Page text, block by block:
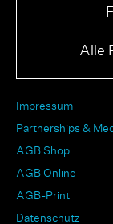
Alle
Impressum
Partnerships &
AGB Shop
AGB Online
AGB-Print
Datenschutz